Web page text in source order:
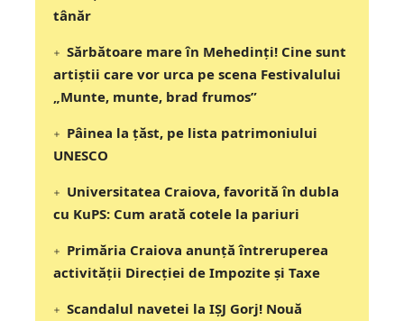
tânăr
Sărbătoare mare în Mehedinți! Cine sunt
artiștii care vor urca pe scena Festivalului
„Munte, munte, brad frumos”
Pâinea la țăst, pe lista patrimoniului
UNESCO
Universitatea Craiova, favorită în dubla
cu KuPS: Cum arată cotele la pariuri
Primăria Craiova anunță întreruperea
activității Direcției de Impozite și Taxe
Scandalul navetei la IȘJ Gorj! Nouă